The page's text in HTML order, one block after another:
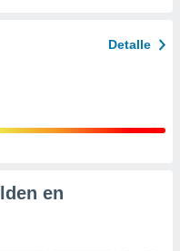
Detalle
en